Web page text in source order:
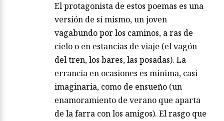
El protagonista de estos poemas es una
versión de sí mismo, un joven
vagabundo por los caminos, a ras de
cielo o en estancias de viaje (el vagón
del tren, los bares, las posadas). La
errancia en ocasiones es mínima, casi
imaginaria, como de ensueño (un
enamoramiento de verano que aparta
de la farra con los amigos). El rasgo que